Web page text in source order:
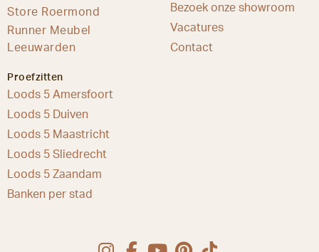
Store Roermond
Runner Meubel
Leeuwarden
Proefzitten
Loods 5 Amersfoort
Loods 5 Duiven
Loods 5 Maastricht
Loods 5 Sliedrecht
Loods 5 Zaandam
Banken per stad
Bezoek onze showroom
Vacatures
Contact